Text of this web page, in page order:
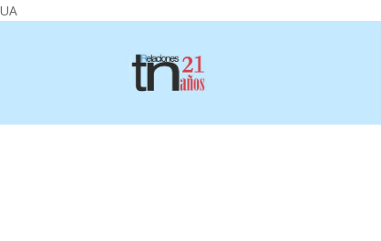
UA